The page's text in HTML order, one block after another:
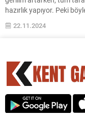
hazırlık yapıyor. Peki
22.11.2024